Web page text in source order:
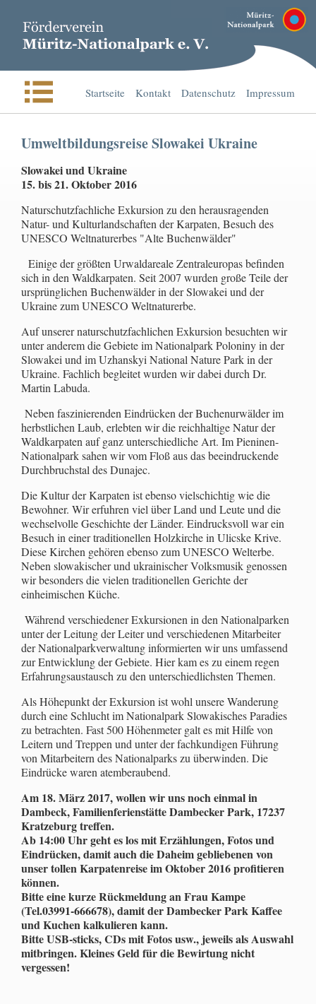
Startseite Kontakt Datenschutz Impressum
Umweltbildungsreise Slowakei Ukraine
Slowakei und Ukraine
15. bis 21. Oktober 2016
Naturschutzfachliche Exkursion zu den herausragenden
Natur- und Kulturlandschaften der Karpaten, Besuch des
UNESCO Weltnaturerbes "Alte Buchenwälder"
Einige der größten Urwaldareale Zentraleuropas befinden
sich in den Waldkarpaten. Seit 2007 wurden große Teile der
ursprünglichen Buchenwälder in der Slowakei und der
Ukraine zum UNESCO Weltnaturerbe.
Auf unserer naturschutzfachlichen Exkursion besuchten wir
unter anderem die Gebiete im Nationalpark Poloniny in der
Slowakei und im Uzhanskyi National Nature Park in der
Ukraine. Fachlich begleitet wurden wir dabei durch Dr.
Martin Labuda.
Neben faszinierenden Eindrücken der Buchenurwälder im
herbstlichen Laub, erlebten wir die reichhaltige Natur der
Waldkarpaten auf ganz unterschiedliche Art. Im Pieninen-
Nationalpark sahen wir vom Floß aus das beeindruckende
Durchbruchstal des Dunajec.
Die Kultur der Karpaten ist ebenso vielschichtig wie die
Bewohner. Wir erfuhren viel über Land und Leute und die
wechselvolle Geschichte der Länder. Eindrucksvoll war ein
Besuch in einer traditionellen Holzkirche in Ulicske Krive.
Diese Kirchen gehören ebenso zum UNESCO Welterbe.
Neben slowakischer und ukrainischer Volksmusik genossen
wir besonders die vielen traditionellen Gerichte der
einheimischen Küche.
Während verschiedener Exkursionen in den Nationalparken
unter der Leitung der Leiter und verschiedenen Mitarbeiter
der Nationalparkverwaltung informierten wir uns umfassend
zur Entwicklung der Gebiete. Hier kam es zu einem regen
Erfahrungsaustausch zu den unterschiedlichsten Themen.
Als Höhepunkt der Exkursion ist wohl unsere Wanderung
durch eine Schlucht im Nationalpark Slowakisches Paradies
zu betrachten. Fast 500 Höhenmeter galt es mit Hilfe von
Leitern und Treppen und unter der fachkundigen Führung
von Mitarbeitern des Nationalparks zu überwinden. Die
Eindrücke waren atemberaubend.
Am 18. März 2017, wollen wir uns noch einmal in
Dambeck, Familienferienstätte Dambecker Park, 17237
Kratzeburg treffen.
Ab 14:00 Uhr geht es los mit Erzählungen, Fotos und
Eindrücken, damit auch die Daheim gebliebenen von
unser tollen Karpatenreise im Oktober 2016 profitieren
können.
Bitte eine kurze Rückmeldung an Frau Kampe
(Tel.03991-666678), damit der Dambecker Park Kaffee
und Kuchen kalkulieren kann.
Bitte USB-sticks, CDs mit Fotos usw., jeweils als Auswahl
mitbringen. Kleines Geld für die Bewirtung nicht
vergessen!